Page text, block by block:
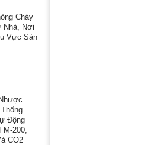
Cháy
Nhà, Nơi
Vực Sản
Động
200,
CO2